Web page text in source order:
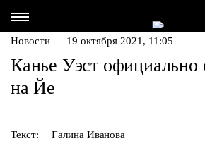
Новости — 19 октября 2021, 11:05
Канье Уэст официально
на Йе
Текст: Галина Иванова